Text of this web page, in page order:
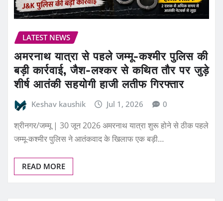
LATEST NEWS
अमरनाथ यात्रा से पहले जम्मू-कश्मीर पुलिस की
बड़ी कार्रवाई, जैश-लश्कर से कथित तौर पर जुड़े
शीर्ष आतंकी सहयोगी हाजी लतीफ गिरफ्तार
Keshav kaushik Jul 1, 2026 0
श्रीनगर/जम्मू | 30 जून 2026 अमरनाथ यात्रा शुरू होने से ठीक पहले
जम्मू-कश्मीर पुलिस ने आतंकवाद के खिलाफ एक बड़ी…
READ MORE